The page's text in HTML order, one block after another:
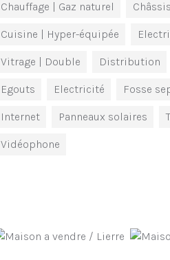
Chauffage | Gaz naturel Châssis
Cuisine | Hyper-équipée
Vitrage | Double Distribution
Egouts Electricité Fosse
Internet Panneaux solaires
Vidéophone